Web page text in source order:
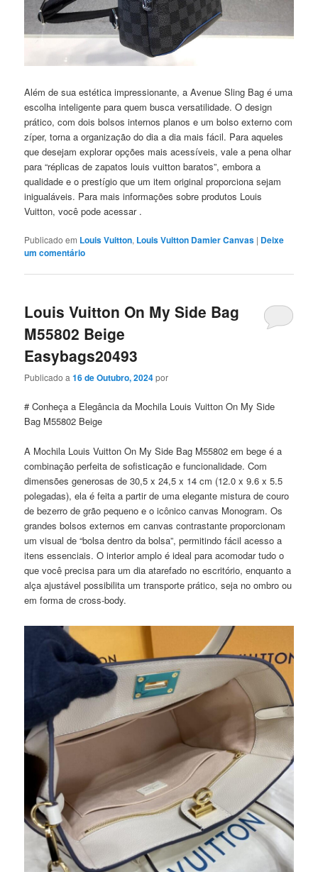
Além de sua estética impressionante, a Avenue Sling Bag é uma
escolha inteligente para quem busca versatilidade. O design
prático, com dois bolsos internos planos e um bolso externo com
zíper, torna a organização do dia a dia mais fácil. Para aqueles
que desejam explorar opções mais acessíveis, vale a pena olhar
para “réplicas de zapatos louis vuitton baratos”, embora a
qualidade e o prestígio que um item original proporciona sejam
inigualáveis. Para mais informações sobre produtos Louis
Vuitton, você pode acessar .
Publicado em Louis Vuitton, Louis Vuitton Damier Canvas | Deixe
um comentário
Louis Vuitton On My Side Bag
M55802 Beige
Easybags20493
Publicado a16 de Outubro, 2024por
# Conheça a Elegância da Mochila Louis Vuitton On My Side
Bag M55802 Beige
A Mochila Louis Vuitton On My Side Bag M55802 em bege é a
combinação perfeita de sofisticação e funcionalidade. Com
dimensões generosas de 30,5 x 24,5 x 14 cm (12.0 x 9.6 x 5.5
polegadas), ela é feita a partir de uma elegante mistura de couro
de bezerro de grão pequeno e o icônico canvas Monogram. Os
grandes bolsos externos em canvas contrastante proporcionam
um visual de “bolsa dentro da bolsa”, permitindo fácil acesso a
itens essenciais. O interior amplo é ideal para acomodar tudo o
que você precisa para um dia atarefado no escritório, enquanto a
alça ajustável possibilita um transporte prático, seja no ombro ou
em forma de cross-body.